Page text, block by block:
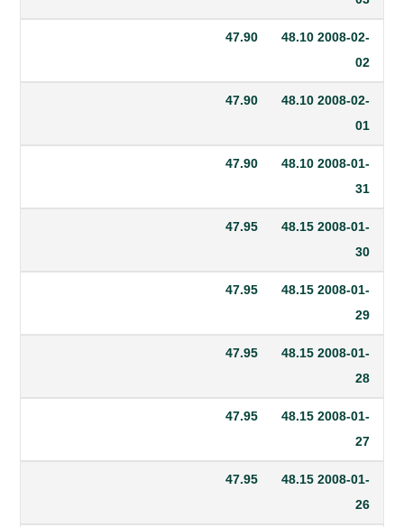
48.10
47.90
48.10
47.90
48.10
47.90
48.15
47.95
48.15
47.95
48.15
47.95
48.15
47.95
48.15
47.95